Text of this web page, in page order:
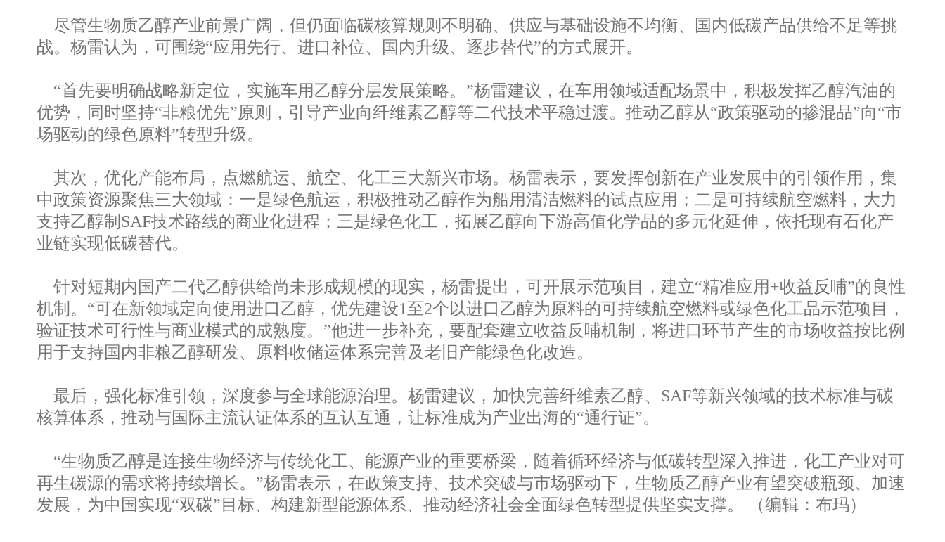
尽管生物质乙醇产业前景广阔，但仍面临碳核算规则不明确、供应与基础设施不均衡、国内低碳产品供给不足等挑
战。杨雷认为，可围绕“应用先行、进口补位、国内升级、逐步替代”的方式展开。
“首先要明确战略新定位，实施车用乙醇分层发展策略。”杨雷建议，在车用领域适配场景中，积极发挥乙醇汽油的
优势，同时坚持“非粮优先”原则，引导产业向纤维素乙醇等二代技术平稳过渡。推动乙醇从“政策驱动的掺混品”向“市
场驱动的绿色原料”转型升级。
其次，优化产能布局，点燃航运、航空、化工三大新兴市场。杨雷表示，要发挥创新在产业发展中的引领作用，集
中政策资源聚焦三大领域：一是绿色航运，积极推动乙醇作为船用清洁燃料的试点应用；二是可持续航空燃料，大力
支持乙醇制SAF技术路线的商业化进程；三是绿色化工，拓展乙醇向下游高值化学品的多元化延伸，依托现有石化产
业链实现低碳替代。
针对短期内国产二代乙醇供给尚未形成规模的现实，杨雷提出，可开展示范项目，建立“精准应用+收益反哺”的良性
机制。“可在新领域定向使用进口乙醇，优先建设1至2个以进口乙醇为原料的可持续航空燃料或绿色化工品示范项目，
验证技术可行性与商业模式的成熟度。”他进一步补充，要配套建立收益反哺机制，将进口环节产生的市场收益按比例
用于支持国内非粮乙醇研发、原料收储运体系完善及老旧产能绿色化改造。
最后，强化标准引领，深度参与全球能源治理。杨雷建议，加快完善纤维素乙醇、SAF等新兴领域的技术标准与碳
核算体系，推动与国际主流认证体系的互认互通，让标准成为产业出海的“通行证”。
“生物质乙醇是连接生物经济与传统化工、能源产业的重要桥梁，随着循环经济与低碳转型深入推进，化工产业对可
再生碳源的需求将持续增长。”杨雷表示，在政策支持、技术突破与市场驱动下，生物质乙醇产业有望突破瓶颈、加速
发展，为中国实现“双碳”目标、构建新型能源体系、推动经济社会全面绿色转型提供坚实支撑。 （编辑：布玛）